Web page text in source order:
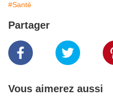
#Santé
Partager
Vous aimerez aussi